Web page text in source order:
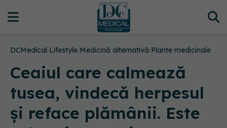
DCMedical›Lifestyle›Medicină alternativă›Plante medicinale
Ceaiul care calmează
tusea, vindecă herpesul
și reface plămânii. Este